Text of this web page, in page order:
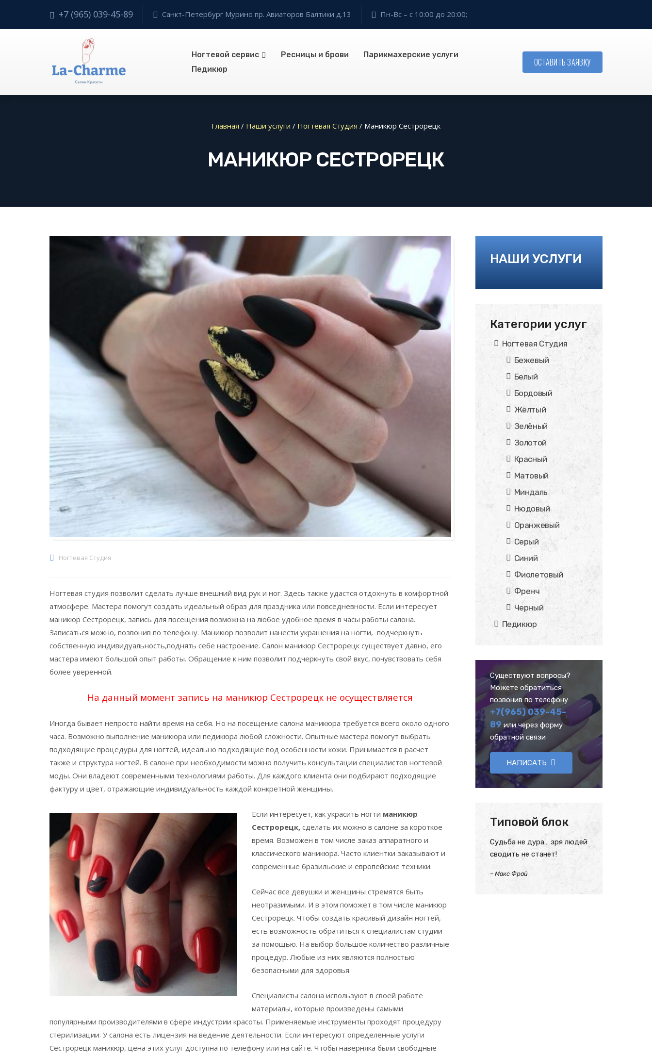
+7 (965) 039-45-89 Санкт-Петербург Мурино пр. Авиаторов Балтики д.13 Пн-Вс – с 10:00 до 20:00;
Ногтевой сервис Ресницы и брови
Парикмахерские услуги
Педикюр
ОСТАВИТЬ ЗАЯВКУ
Главная / Наши услуги / Ногтевая Студия / Маникюр Сестрорецк
МАНИКЮР СЕСТРОРЕЦК
Ногтевая Студия
Ногтевая студия позволит сделать лучше внешний вид рук и ног. Здесь также удастся отдохнуть в комфортной
атмосфере. Мастера помогут создать идеальный образ для праздника или повседневности. Если интересует
маникюр Сестрорецк, запись для посещения возможна на любое удобное время в часы работы салона.
Записаться можно, позвонив по телефону. Маникюр позволит нанести украшения на ногти, подчеркнуть
собственную индивидуальность,поднять себе настроение. Салон маникюр Сестрорецк существует давно, его
мастера имеют большой опыт работы. Обращение к ним позволит подчеркнуть свой вкус, почувствовать себя
более уверенной.
На данный момент запись на маникюр Сестрорецк не осуществляется
Иногда бывает непросто найти время на себя. Но на посещение салона маникюра требуется всего около одного
часа. Возможно выполнение маникюра или педикюра любой сложности. Опытные мастера помогут выбрать
подходящие процедуры для ногтей, идеально подходящие под особенности кожи. Принимается в расчет
также и структура ногтей. В салоне при необходимости можно получить консультации специалистов ногтевой
моды. Они владеют современными технологиями работы. Для каждого клиента они подбирают подходящие
фактуру и цвет, отражающие индивидуальность каждой конкретной женщины.
Если интересует, как украсить ногти маникюр
Сестрорецк, сделать их можно в салоне за короткое
время. Возможен в том числе заказ аппаратного и
классического маникюра. Часто клиентки заказывают и
современные бразильские и европейские техники.
Сейчас все девушки и женщины стремятся быть
неотразимыми. И в этом поможет в том числе маникюр
Сестрорецк. Чтобы создать красивый дизайн ногтей,
есть возможность обратиться к специалистам студии
за помощью. На выбор большое количество различные
процедур. Любые из них являются полностью
безопасными для здоровья.
Специалисты салона используют в своей работе
материалы, которые произведены самыми
популярными производителями в сфере индустрии красоты. Применяемые инструменты проходят процедуру
стерилизации. У салона есть лицензия на ведение деятельности. Если интересуют определенные услуги
Сестрорецк маникюр, цена этих услуг доступна по телефону или на сайте. Чтобы наверняка были свободные
НАШИ УСЛУГИ
Категории услуг
Ногтевая Студия
Бежевый
Белый
Бордовый
Жёлтый
Зелёный
Золотой
Красный
Матовый
Миндаль
Нюдовый
Оранжевый
Серый
Синий
Фиолетовый
Френч
Черный
Педикюр
Существуют вопросы?
Можете обратиться
позвонив по телефону
+7(965) 039-45-
89 или через форму
обратной связи
НАПИСАТЬ
Типовой блок
Судьба не дура… зря людей
сводить не станет!
– Макс Фрай